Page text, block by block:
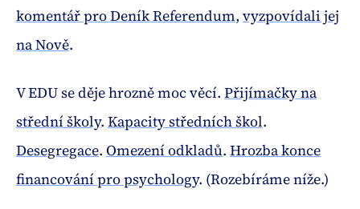
komentář pro Deník Referendum, vyzpovídali jej
na Nově.
V EDU se děje hrozně moc věcí. Přijímačky na
střední školy. Kapacity středních škol.
Desegregace. Omezení odkladů. Hrozba konce
financování pro psychology. (Rozebíráme níže.)